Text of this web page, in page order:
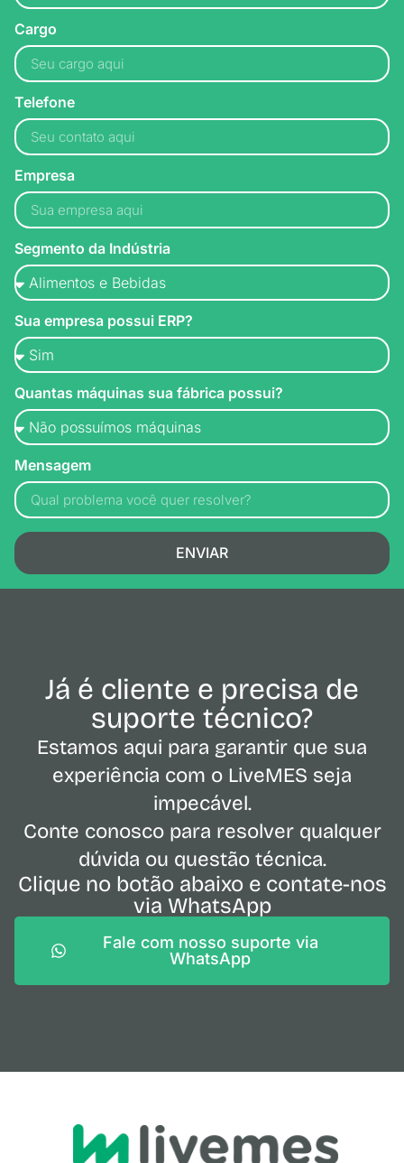
Cargo
Telefone
Empresa
Segmento da Indústria
Sua empresa possui ERP?
Quantas máquinas sua fábrica possui?
Mensagem
ENVIAR
Já é cliente e precisa de
suporte técnico?
Estamos aqui para garantir que sua
experiência com o LiveMES seja
impecável.
Conte conosco para resolver qualquer
dúvida ou questão técnica.
Clique no botão abaixo e contate-nos
via WhatsApp
Fale com nosso suporte via
WhatsApp